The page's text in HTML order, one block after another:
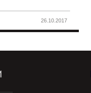
26.10.2017